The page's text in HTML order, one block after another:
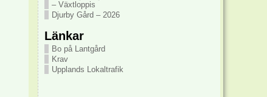
– Växtloppis
Djurby Gård – 2026
Länkar
Bo på Lantgård
Krav
Upplands Lokaltrafik